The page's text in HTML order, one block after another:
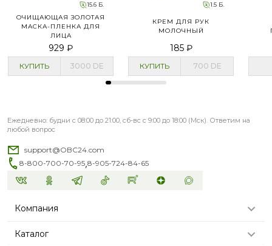
15.6 Б.
ОЧИЩАЮЩАЯ ЗОЛОТАЯ
МАСКА-ПЛЕНКА ДЛЯ
ЛИЦА
929 ₽
КУПИТЬ 3000 DE
1.5 Б.
КРЕМ ДЛЯ РУК
МОЛОЧНЫЙ
185 ₽
КУПИТЬ 700 DE
Ежедневно: будни с 08:00 до 21:00, сб-вс с 9:00 до 18:00 (Мск). Ответим на
любой вопрос
support@OBC24.com
8-800-700-70-95,8-905-724-84-65
Компания
Каталог